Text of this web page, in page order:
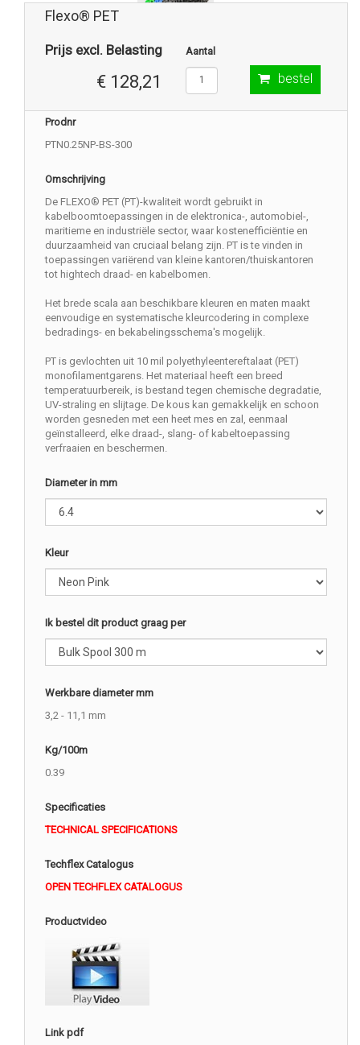
Flexo® PET
Prijs excl. Belasting
€ 128,21
Aantal
bestel
Prodnr
PTN0.25NP-BS-300
Omschrijving
De FLEXO® PET (PT)-kwaliteit wordt gebruikt in
kabelboomtoepassingen in de elektronica-, automobiel-,
maritieme en industriële sector, waar kostenefficiëntie en
duurzaamheid van cruciaal belang zijn. PT is te vinden in
toepassingen variërend van kleine kantoren/thuiskantoren
tot hightech draad- en kabelbomen.
Het brede scala aan beschikbare kleuren en maten maakt
eenvoudige en systematische kleurcodering in complexe
bedradings- en bekabelingsschema's mogelijk.
PT is gevlochten uit 10 mil polyethyleentereftalaat (PET)
monofilamentgarens. Het materiaal heeft een breed
temperatuurbereik, is bestand tegen chemische degradatie,
UV-straling en slijtage. De kous kan gemakkelijk en schoon
worden gesneden met een heet mes en zal, eenmaal
geïnstalleerd, elke draad-, slang- of kabeltoepassing
verfraaien en beschermen.
Diameter in mm
Kleur
Ik bestel dit product graag per
Werkbare diameter mm
3,2 - 11,1 mm
Kg/100m
0.39
Specificaties
TECHNICAL SPECIFICATIONS
Techflex Catalogus
OPEN TECHFLEX CATALOGUS
Productvideo
Link pdf